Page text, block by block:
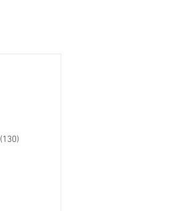
(130)